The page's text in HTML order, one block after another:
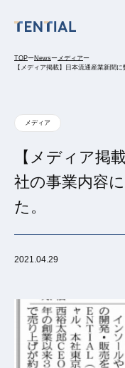
TOPーNewsーメディアー
【メディア掲載】日本流通産業新聞
メディア
【メディア掲
社の事業内容
た。
2021.04.29